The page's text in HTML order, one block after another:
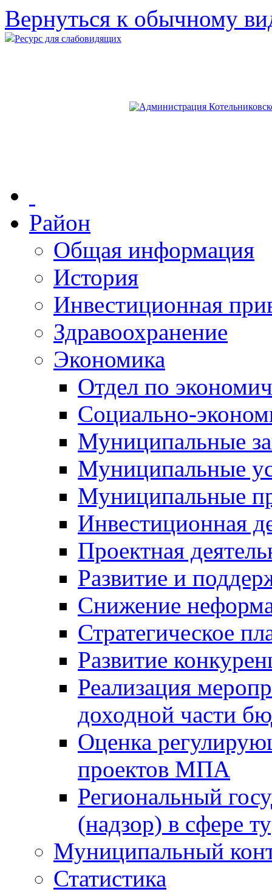
Вернуться к обычному
Ресурс для слабовидящих
Район
Общая информация
История
Инвестиционная
Здравоохранение
Экономика
Отдел по
Социально-
Муниципальные
Муниципальные
Муниципальные
Инвестиционная
Проектная
Развитие и
Снижение
Стратегическое
Развитие
Реализация
доходной части
Оценка
проектов МПА
Региональный
(надзор) в сфере
Муниципальный
Статистика